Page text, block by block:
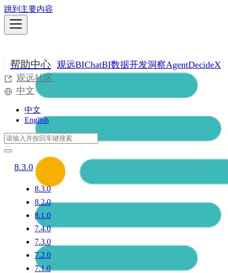
跳到主要内容
帮助中心 观远BIChatBI数据开发洞察AgentDecideX
观远社区
中文
中文
English
8.3.0
8.3.0
8.2.0
8.1.0
7.4.0
7.3.0
7.2.0
7.1.0